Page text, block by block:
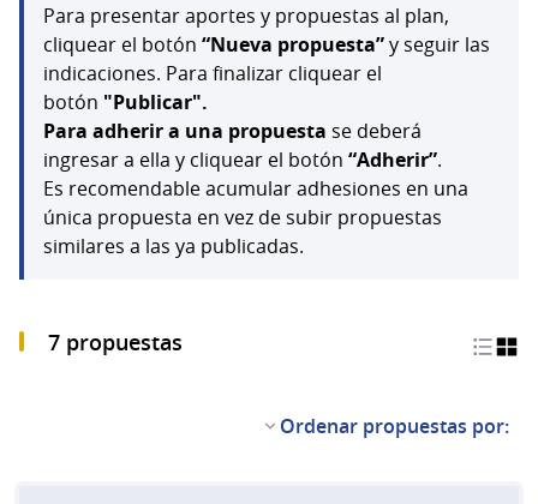
Para presentar aportes y propuestas al plan,
cliquear el botón “Nueva propuesta”y seguir las
indicaciones. Para finalizar cliquear el
botón "Publicar".
Para adherir a una propuesta se deberá
ingresar a ella y cliquear el botón “Adherir”.
Es recomendable acumular adhesiones en una
única propuesta en vez de subir propuestas
similares a las ya publicadas.
7 propuestas
Ordenar propuestas por: